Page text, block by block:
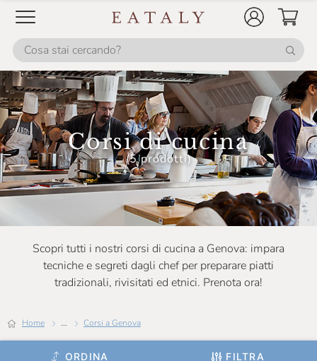
Corsi di cucina
(5 prodotti)
Scopri tutti i nostri corsi di cucina a Genova: impara
tecniche e segreti dagli chef per preparare piatti
tradizionali, rivisitati ed etnici. Prenota ora!
Home ... Corsi a Genova
ORDINA FILTRA